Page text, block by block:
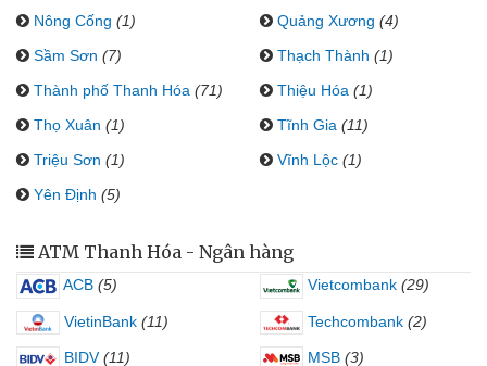
Nông Cống (1) Quảng Xương (4)
Sầm Sơn (7) Thạch Thành (1)
Thành phố Thanh Hóa (71) Thiệu Hóa (1)
Thọ Xuân (1) Tĩnh Gia (11)
Triệu Sơn (1) Vĩnh Lộc (1)
Yên Định (5)
ATM Thanh Hóa - Ngân hàng
ACB (5) Vietcombank (29)
VietinBank (11) Techcombank (2)
BIDV (11) MSB (3)